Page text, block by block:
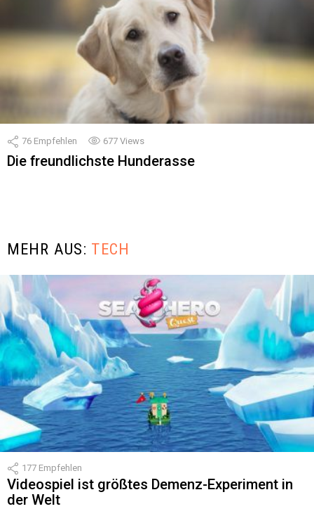
76 Empfehlen 677 Views
Die freundlichste Hunderasse
MEHR AUS: TECH
177 Empfehlen
Videospiel ist größtes Demenz-Experiment in
der Welt